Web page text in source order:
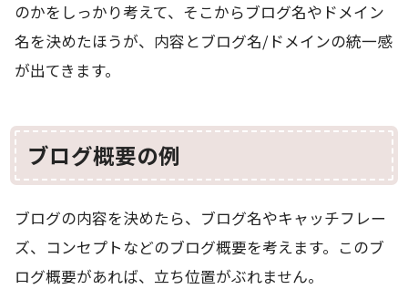
のかをしっかり考えて、そこからブログ名やドメイン
名を決めたほうが、内容とブログ名/ドメインの統一感
が出てきます。
ブログ概要の例
ブログの内容を決めたら、ブログ名やキャッチフレー
ズ、コンセプトなどのブログ概要を考えます。このブ
ログ概要があれば、立ち位置がぶれません。